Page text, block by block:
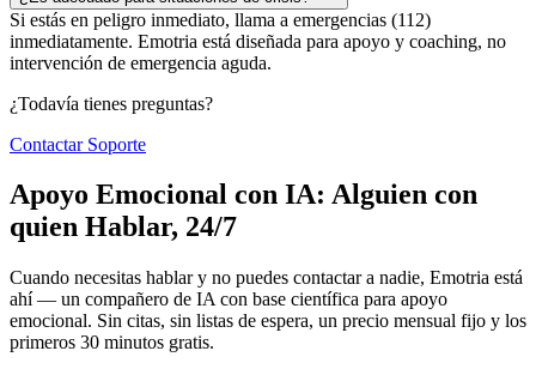
Si estás en peligro inmediato, llama a emergencias (112)
inmediatamente. Emotria está diseñada para apoyo y coaching, no
intervención de emergencia aguda.
¿Todavía tienes preguntas?
Contactar Soporte
Apoyo Emocional con IA: Alguien con
quien Hablar, 24/7
Cuando necesitas hablar y no puedes contactar a nadie, Emotria está
ahí — un compañero de IA con base científica para apoyo
emocional. Sin citas, sin listas de espera, un precio mensual fijo y los
primeros 30 minutos gratis.